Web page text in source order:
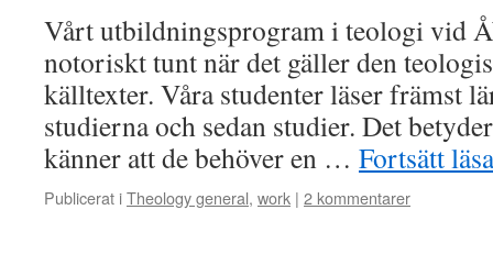
Vårt utbildningsprogram i teologi vid
notoriskt tunt när det gäller den
källtexter. Våra studenter läser främst
studierna och sedan studier. Det
känner att de behöver en … Fortsätt
Publicerat iTheology general, work | 2 kommentarer